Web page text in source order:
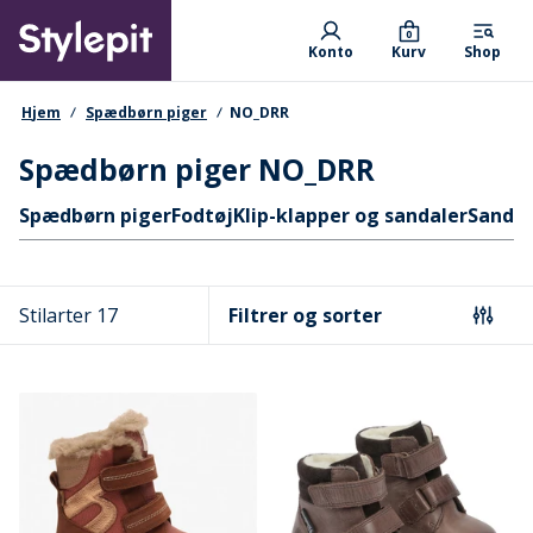
main
content
Primary departments
Konto Kurv
0
Shop
navigationssti
Hjem Spædbørn piger NO_DRR
Spædbørn piger NO_DRR
Hurtige links
Spædbørn pigerFodtøjKlip-klapper og sandaler
Stilarter 17 Filtrer og sorter